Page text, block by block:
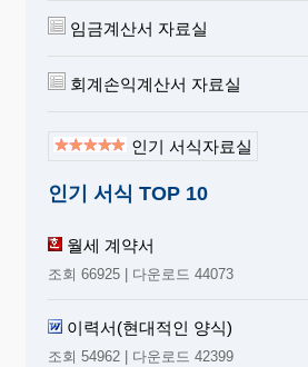
임금계산서 자료실
회계손익계산서 자료실
인기 서식자료실
인기 서식 TOP 10
월세 계약서
조회 66925 | 다운로드 44073
이력서(현대적인 양식)
조회 54962 | 다운로드 42399